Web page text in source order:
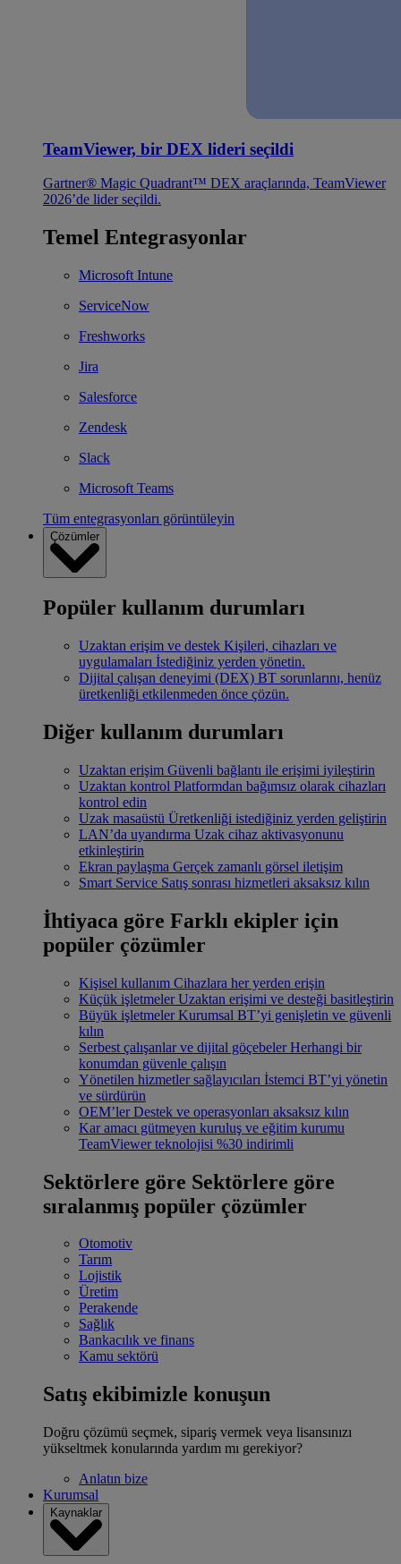
TeamViewer, bir DEX lideri seçildi
Gartner® Magic Quadrant™ DEX araçlarında, TeamViewer
2026’de lider seçildi.
Temel Entegrasyonlar
Microsoft Intune
ServiceNow
Freshworks
Jira
Salesforce
Zendesk
Slack
Microsoft Teams
Tüm entegrasyonları görüntüleyin
Çözümler
Popüler kullanım durumları
Uzaktan erişim ve destek Kişileri, cihazları ve
uygulamaları İstediğiniz yerden yönetin.
Dijital çalışan deneyimi (DEX) BT sorunlarını, henüz
üretkenliği etkilenmeden önce çözün.
Diğer kullanım durumları
Uzaktan erişim Güvenli bağlantı ile erişimi iyileştirin
Uzaktan kontrol Platformdan bağımsız olarak cihazları
kontrol edin
Uzak masaüstü Üretkenliği istediğiniz yerden geliştirin
LAN’da uyandırma Uzak cihaz aktivasyonunu
etkinleştirin
Ekran paylaşma Gerçek zamanlı görsel iletişim
Smart Service Satış sonrası hizmetleri aksaksız kılın
İhtiyaca göre Farklı ekipler için
popüler çözümler
Kişisel kullanım Cihazlara her yerden erişin
Küçük işletmeler Uzaktan erişimi ve desteği basitleştirin
Büyük işletmeler Kurumsal BT’yi genişletin ve güvenli
kılın
Serbest çalışanlar ve dijital göçebeler Herhangi bir
konumdan güvenle çalışın
Yönetilen hizmetler sağlayıcıları İstemci BT’yi yönetin
ve sürdürün
OEM’ler Destek ve operasyonları aksaksız kılın
Kar amacı gütmeyen kuruluş ve eğitim kurumu
TeamViewer teknolojisi %30 indirimli
Sektörlere göre Sektörlere göre
sıralanmış popüler çözümler
Otomotiv
Tarım
Lojistik
Üretim
Perakende
Sağlık
Bankacılık ve finans
Kamu sektörü
Satış ekibimizle konuşun
Doğru çözümü seçmek, sipariş vermek veya lisansınızı
yükseltmek konularında yardım mı gerekiyor?
Anlatın bize
Kurumsal
Kaynaklar